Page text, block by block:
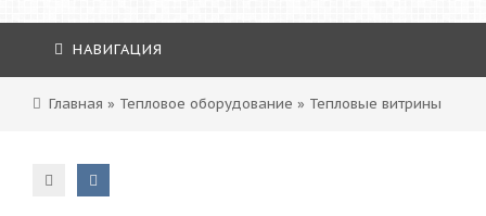
НАВИГАЦИЯ
Главная » Тепловое оборудование » Тепловые витрины